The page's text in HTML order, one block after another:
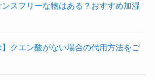
スフリーな物はある？おすすめ加湿
クエン酸がない場合の代用方法をご